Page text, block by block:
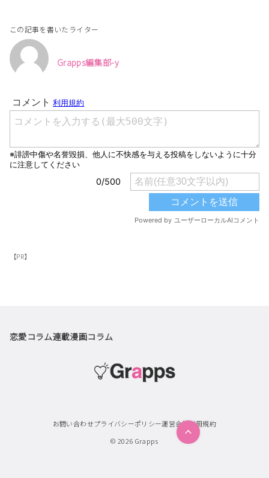
この記事を書いたライター
Grapps編集部-y
【PR】
恋愛コラム連載漫画コラム
お問い合わせプライバシーポリシー運営会社利用規約
© 2026 Grapps